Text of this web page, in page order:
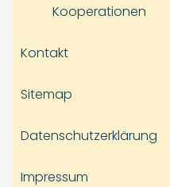
Kooperationen
Kontakt
Sitemap
Datenschutzerklärung
Impressum